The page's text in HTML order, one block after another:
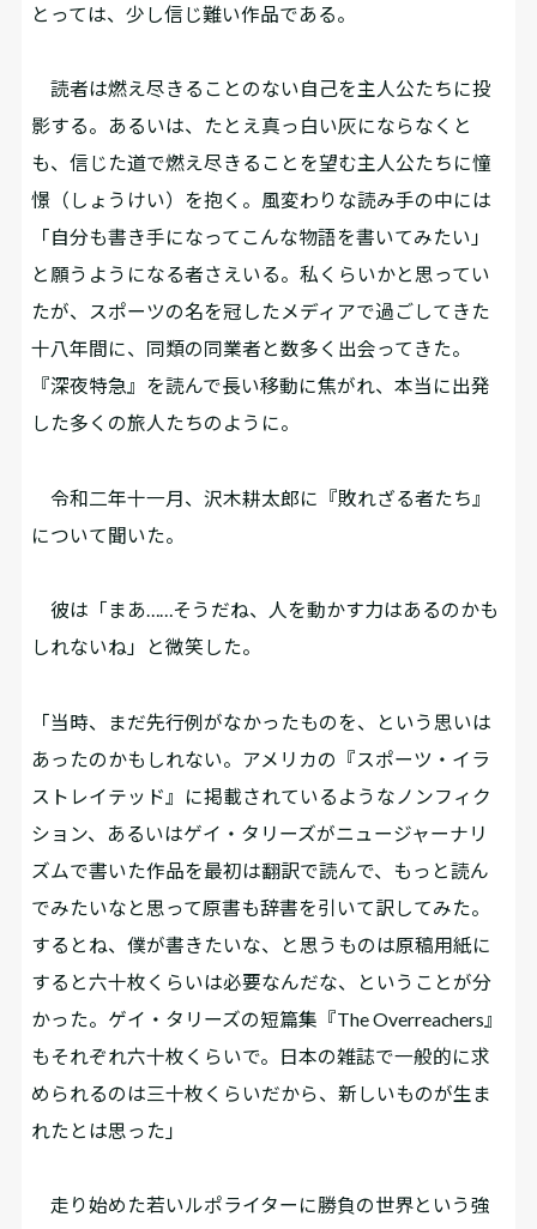
とっては、少し信じ難い作品である。
読者は燃え尽きることのない自己を主人公たちに投
影する。あるいは、たとえ真っ白い灰にならなくと
も、信じた道で燃え尽きることを望む主人公たちに憧
憬（しょうけい）を抱く。風変わりな読み手の中には
「自分も書き手になってこんな物語を書いてみたい」
と願うようになる者さえいる。私くらいかと思ってい
たが、スポーツの名を冠したメディアで過ごしてきた
十八年間に、同類の同業者と数多く出会ってきた。
『深夜特急』を読んで長い移動に焦がれ、本当に出発
した多くの旅人たちのように。
令和二年十一月、沢木耕太郎に『敗れざる者たち』
について聞いた。
彼は「まあ……そうだね、人を動かす力はあるのかも
しれないね」と微笑した。
「当時、まだ先行例がなかったものを、という思いは
あったのかもしれない。アメリカの『スポーツ・イラ
ストレイテッド』に掲載されているようなノンフィク
ション、あるいはゲイ・タリーズがニュージャーナリ
ズムで書いた作品を最初は翻訳で読んで、もっと読ん
でみたいなと思って原書も辞書を引いて訳してみた。
するとね、僕が書きたいな、と思うものは原稿用紙に
すると六十枚くらいは必要なんだな、ということが分
かった。ゲイ・タリーズの短篇集『The Overreachers』
もそれぞれ六十枚くらいで。日本の雑誌で一般的に求
められるのは三十枚くらいだから、新しいものが生ま
れたとは思った」
走り始めた若いルポライターに勝負の世界という強